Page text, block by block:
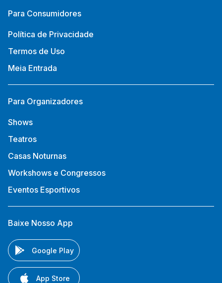
Para Consumidores
Política de Privacidade
Termos de Uso
Meia Entrada
Para Organizadores
Shows
Teatros
Casas Noturnas
Workshows e Congressos
Eventos Esportivos
Baixe Nosso App
Google Play
App Store